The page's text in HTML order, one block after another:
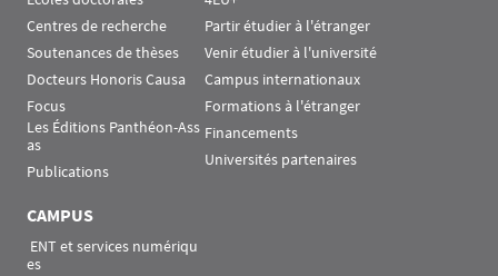
Centres de recherche
Soutenances de thèses
Docteurs Honoris Causa
Focus
Les Éditions Panthéon-Ass
as
Publications
Partir étudier à l'étranger
Venir étudier à l'université
Campus internationaux
Formations à l'étranger
Financements
Universités partenaires
CAMPUS
es